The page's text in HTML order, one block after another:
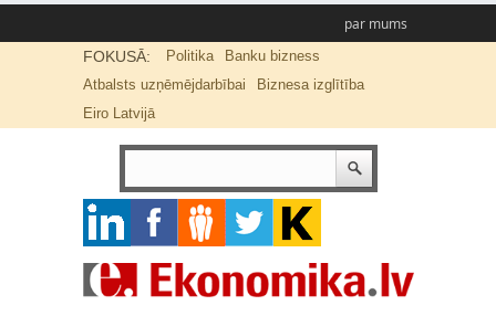
par mums
FOKUSĀ: Politika
Banku bizness
Atbalsts uzņēmējdarbībai
Biznesa izglītība
Eiro Latvijā